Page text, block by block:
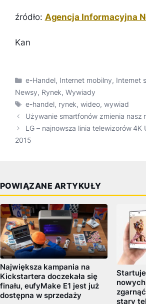
źródło: Agencja Informacyjna
Kan
Kategorie
e-Handel, Internet mobilny, Internet
Newsy, Rynek,Wywiady
Tagi
e-handel, rynek,wideo, wywiad
Używanie smartfonów zmienia nasz
LG – najnowsza linia telewizorów 4K
2015
POWIĄZANE ARTYKUŁY
Największa kampania na
Kickstartera doczekała się
finału, eufyMake E1 jest już
dostępna w sprzedaży
stary